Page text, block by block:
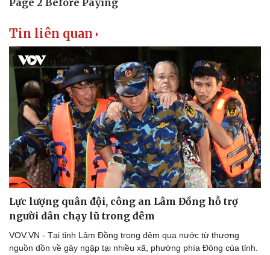
Thể thao
Bóng đá
Lịch thi đấu bóng đá
Thế giới thể thao
eSports
Ô tô - Xe máy
Ô tô
Xe máy
Tư vấn
Tin liên quan
Lực lượng quân đội, công an Lâm Đồng hỗ trợ
người dân chạy lũ trong đêm
VOV.VN - Tại tỉnh Lâm Đồng trong đêm qua nước từ thượng
nguồn dồn về gây ngập tại nhiều xã, phường phía Đông của tỉnh.